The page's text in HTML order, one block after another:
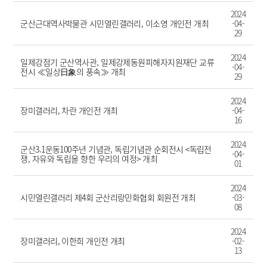
군산근대역사박물관 시민열린갤러리, 이소영 개인전 개최
2024
-04-
29
일제강점기 군산역사관, 일제강제동원피해자지원재단 교류
전시 ≪일상日象의 풍속≫ 개최
2024
-04-
29
장미갤러리, 차란 개인전 개최
2024
-04-
16
군산3.1운동100주년 기념관, 독립기념관 순회전시 <독립전
쟁, 자유와 독립을 향한 우리의 여정> 개최
2024
-04-
01
시민열린갤러리 제4회 군산리랑민화협회 회원전 개최
2024
-03-
08
장미갤러리, 이한희 개인전 개최
2024
-02-
13